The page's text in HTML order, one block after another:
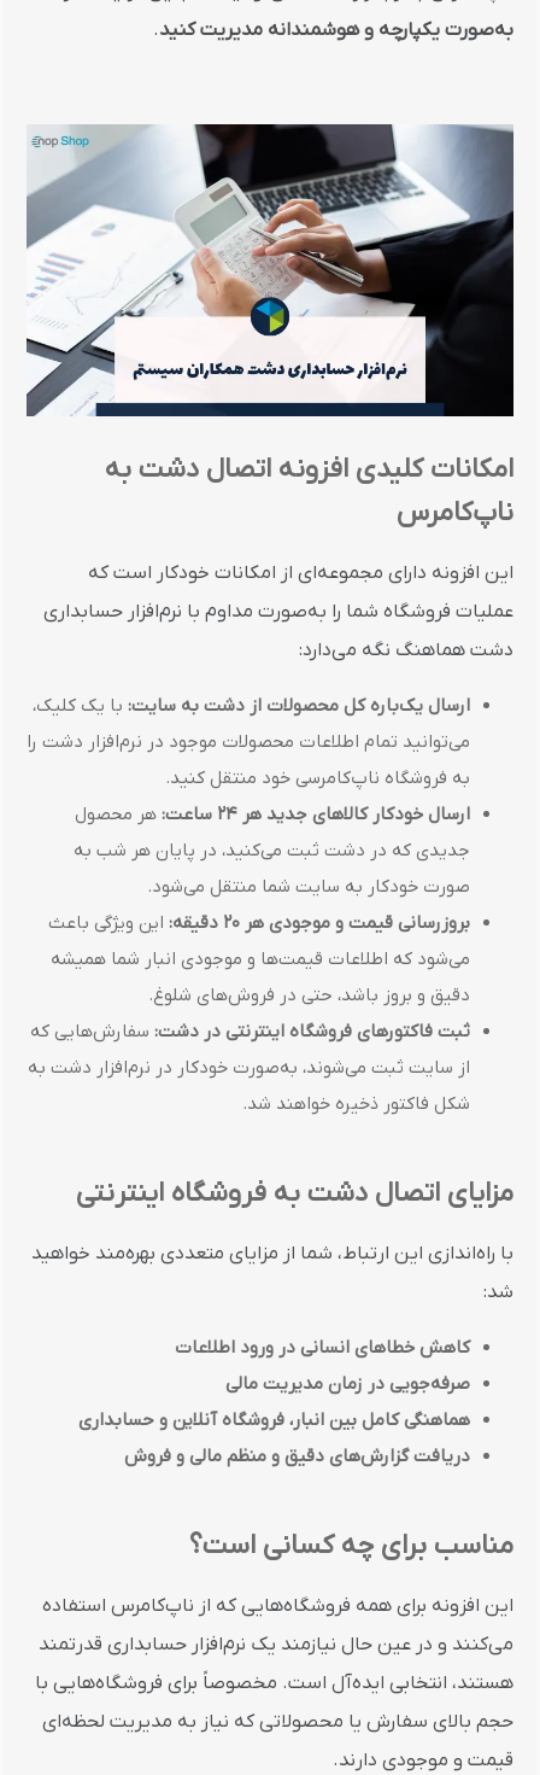
به‌صورت یکپارچه و هوشمندانه مدیریت کنید.
امکانات کلیدی افزونه اتصال دشت به
ناپ‌کامرس
این افزونه دارای مجموعه‌ای از امکانات خودکار است که
عملیات فروشگاه شما را به‌صورت مداوم با نرم‌افزار حسابداری
دشت هماهنگ نگه می‌دارد:
ارسال یک‌باره کل محصولات از دشت به سایت: با یک کلیک،
می‌توانید تمام اطلاعات محصولات موجود در نرم‌افزار دشت را
به فروشگاه ناپ‌کامرسی خود منتقل کنید.
ارسال خودکار کالاهای جدید هر ۲۴ ساعت:
هر محصول
جدیدی که در دشت ثبت می‌کنید، در پایان هر شب به
صورت خودکار به سایت شما منتقل می‌شود.
بروزرسانی قیمت و موجودی هر ۲۰ دقیقه:
این ویژگی باعث
می‌شود که اطلاعات قیمت‌ها و موجودی انبار شما همیشه
دقیق و بروز باشد، حتی در فروش‌های شلوغ.
ثبت فاکتورهای فروشگاه اینترنتی در دشت: سفارش‌هایی که
از سایت ثبت می‌شوند، به‌صورت خودکار در نرم‌افزار دشت به
شکل فاکتور ذخیره خواهند شد.
مزایای اتصال دشت به فروشگاه اینترنتی
با راه‌اندازی این ارتباط، شما از مزایای متعددی بهره‌مند خواهید
شد:
کاهش خطاهای انسانی در ورود اطلاعات
صرفه‌جویی در زمان مدیریت مالی
هماهنگی کامل بین انبار، فروشگاه آنلاین و حسابداری
دریافت گزارش‌های دقیق و منظم مالی و فروش
مناسب برای چه کسانی است؟
این افزونه برای همه فروشگاه‌هایی که از ناپ‌کامرس استفاده
می‌کنند و در عین حال نیازمند یک نرم‌افزار حسابداری قدرتمند
هستند، انتخابی ایده‌آل است. مخصوصاً برای فروشگاه‌هایی با
حجم بالای سفارش یا محصولاتی که نیاز به مدیریت لحظه‌ای
قیمت و موجودی دارند.